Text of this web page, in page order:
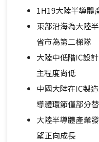
1H19大陸半導體
東部沿海為大陸
省市為第二梯隊
大陸中低階IC設
主程度尚低
中國大陸在IC製
導體環節僅部分
大陸半導體產業
望正向成長